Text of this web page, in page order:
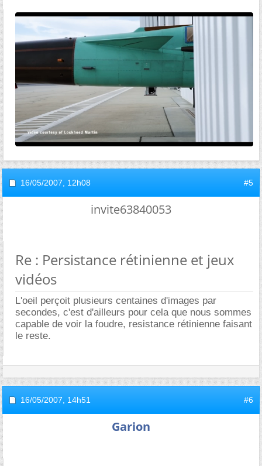
16/05/2007, 12h08 #5
invite63840053
Re : Persistance rétinienne et jeux
vidéos
L'oeil perçoit plusieurs centaines d'images par
secondes, c'est d'ailleurs pour cela que nous sommes
capable de voir la foudre, resistance rétinienne faisant
le reste.
16/05/2007, 14h51 #6
Garion